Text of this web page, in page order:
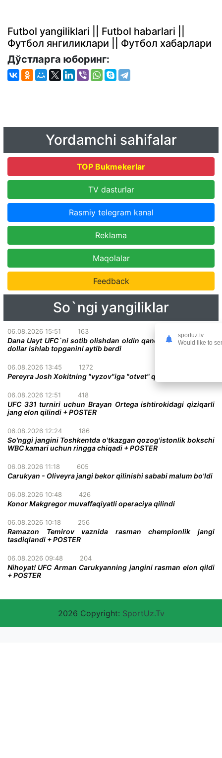
Futbol yangiliklari || Futbol habarlari ||
Футбол янгиликлари || Футбол хабарлари
Дўстларга юборинг:
Yordamchi sahifalar
TOP Bukmekerlar
TV dasturlar
Rasmiy telegram kanal
Reklama
Maqolalar
Feedback
So`ngi yangiliklar
06.08.2026 15:51 163
Dana Uayt UFC`ni sotib olishdan oldin qanday qilib 380 000
dollar ishlab topganini aytib berdi
06.08.2026 13:45 1272
Pereyra Josh Xokitning "vyzov"iga "otvet" qildi
06.08.2026 12:51 418
UFC 331 turniri uchun Brayan Ortega ishtirokidagi qiziqarli
jang elon qilindi + POSTER
06.08.2026 12:24 186
So'nggi jangini Toshkentda o'tkazgan qozog'istonlik bokschi
WBC kamari uchun ringga chiqadi + POSTER
06.08.2026 11:18 605
Carukyan - Oliveyra jangi bekor qilinishi sababi malum bo'ldi
06.08.2026 10:48 426
Konor Makgregor muvaffaqiyatli operaciya qilindi
06.08.2026 10:18 256
Ramazon Temirov vaznida rasman chempionlik jangi
tasdiqlandi + POSTER
06.08.2026 09:48 204
Nihoyat! UFC Arman Carukyanning jangini rasman elon qildi
+ POSTER
2026 Copyright: SportUz.Tv
sportuz.tv
Would like to